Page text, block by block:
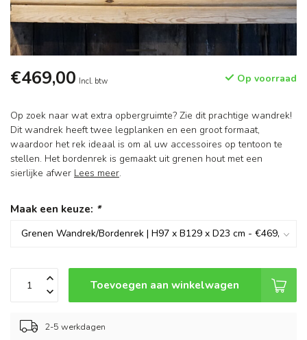
€469,00 Incl. btw Op voorraad
Op zoek naar wat extra opbergruimte? Zie dit prachtige wandrek!
Dit wandrek heeft twee legplanken en een groot formaat,
waardoor het rek ideaal is om al uw accessoires op tentoon te
stellen. Het bordenrek is gemaakt uit grenen hout met een
sierlijke afwer Lees meer.
Maak een keuze: *
Toevoegen aan winkelwagen
2-5 werkdagen